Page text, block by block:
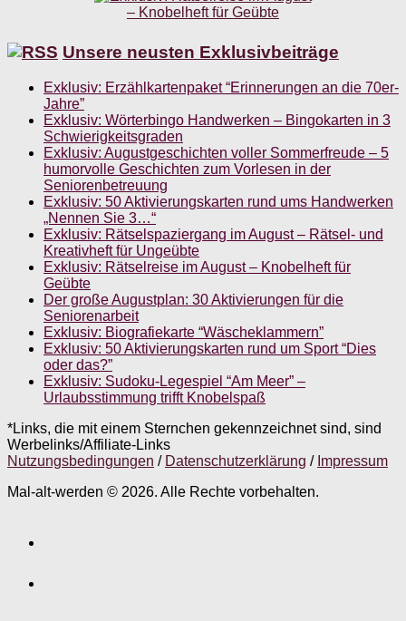
Unsere neusten Exklusivbeiträge
Exklusiv: Erzählkartenpaket “Erinnerungen an die 70er-
Jahre”
Exklusiv: Wörterbingo Handwerken – Bingokarten in 3
Schwierigkeitsgraden
Exklusiv: Augustgeschichten voller Sommerfreude – 5
humorvolle Geschichten zum Vorlesen in der
Seniorenbetreuung
Exklusiv: 50 Aktivierungskarten rund ums Handwerken
„Nennen Sie 3…“
Exklusiv: Rätselspaziergang im August – Rätsel- und
Kreativheft für Ungeübte
Exklusiv: Rätselreise im August – Knobelheft für
Geübte
Der große Augustplan: 30 Aktivierungen für die
Seniorenarbeit
Exklusiv: Biografiekarte “Wäscheklammern”
Exklusiv: 50 Aktivierungskarten rund um Sport “Dies
oder das?”
Exklusiv: Sudoku-Legespiel “Am Meer” –
Urlaubsstimmung trifft Knobelspaß
*Links, die mit einem Sternchen gekennzeichnet sind, sind
Werbelinks/Affiliate-Links
Nutzungsbedingungen / Datenschutzerklärung / Impressum
Mal-alt-werden © 2026. Alle Rechte vorbehalten.